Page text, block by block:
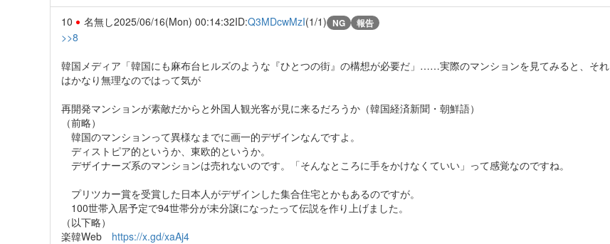
10 名無し2025/06/16(Mon) 00:14:32ID:Q3MDcwMzI(1/1) NG 報告
>>8
韓国メディア「韓国にも麻布台ヒルズのような『ひとつの街』の構想が必要だ」……実際のマンションを見てみると、それ
はかなり無理なのではって気が
再開発マンションが素敵だからと外国人観光客が見に来るだろうか（韓国経済新聞・朝鮮語）
（前略）
韓国のマンションって異様なまでに画一的デザインなんですよ。
ディストピア的というか、東欧的というか。
デザイナーズ系のマンションは売れないのです。「そんなところに手をかけなくていい」って感覚なのですね。
プリツカー賞を受賞した日本人がデザインした集合住宅とかもあるのですが。
100世帯入居予定で94世帯分が未分譲になったって伝説を作り上げました。
（以下略）
楽韓Web https://x.gd/xaAj4